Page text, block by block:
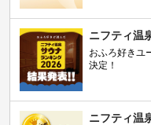
ニフティ温
おふろ好きユ
決定！
ニフティ温